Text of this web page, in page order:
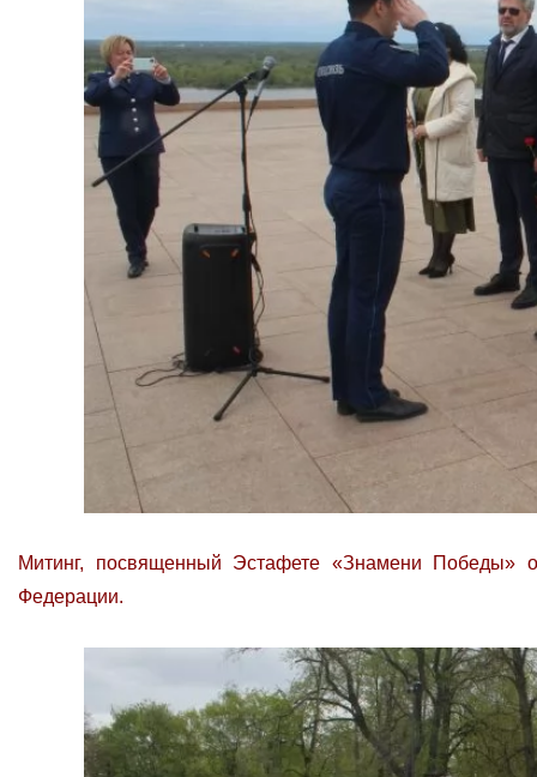
Митинг, посвященный Эстафете «Знамени Победы»
Федерации.